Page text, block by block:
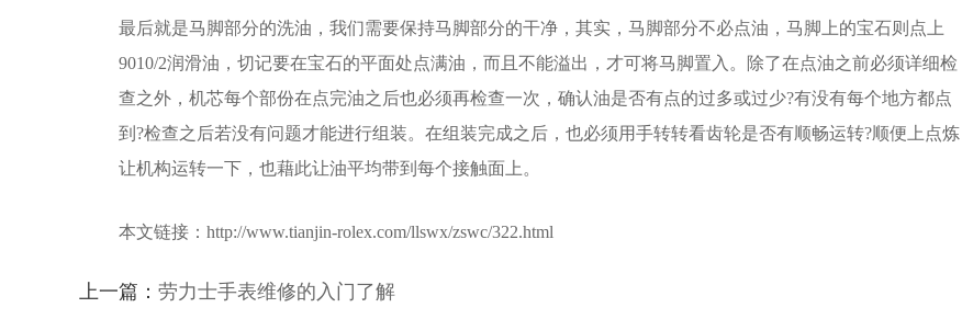
最后就是马脚部分的洗油，我们需要保持马脚部分的干净，其实，马脚部分不必点油，马脚上的宝石则点上
9010/2润滑油，切记要在宝石的平面处点满油，而且不能溢出，才可将马脚置入。除了在点油之前必须详细检
查之外，机芯每个部份在点完油之后也必须再检查一次，确认油是否有点的过多或过少?有没有每个地方都点
到?检查之后若没有问题才能进行组装。在组装完成之后，也必须用手转转看齿轮是否有顺畅运转?顺便上点炼
让机构运转一下，也藉此让油平均带到每个接触面上。
本文链接：http://www.tianjin-rolex.com/llswx/zswc/322.html
上一篇： 劳力士手表维修的入门了解